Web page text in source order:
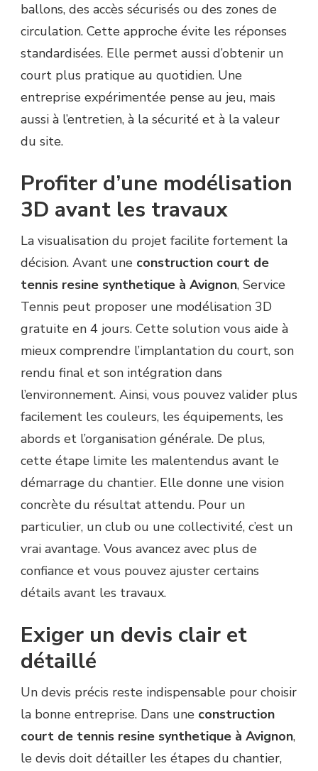
ballons, des accès sécurisés ou des zones de
circulation. Cette approche évite les réponses
standardisées. Elle permet aussi d’obtenir un
court plus pratique au quotidien. Une
entreprise expérimentée pense au jeu, mais
aussi à l’entretien, à la sécurité et à la valeur
du site.
Profiter d’une modélisation
3D avant les travaux
La visualisation du projet facilite fortement la
décision. Avant une construction court de
tennis resine synthetique à Avignon, Service
Tennis peut proposer une modélisation 3D
gratuite en 4 jours. Cette solution vous aide à
mieux comprendre l’implantation du court, son
rendu final et son intégration dans
l’environnement. Ainsi, vous pouvez valider plus
facilement les couleurs, les équipements, les
abords et l’organisation générale. De plus,
cette étape limite les malentendus avant le
démarrage du chantier. Elle donne une vision
concrète du résultat attendu. Pour un
particulier, un club ou une collectivité, c’est un
vrai avantage. Vous avancez avec plus de
confiance et vous pouvez ajuster certains
détails avant les travaux.
Exiger un devis clair et
détaillé
Un devis précis reste indispensable pour choisir
la bonne entreprise. Dans une construction
court de tennis resine synthetique à Avignon,
le devis doit détailler les étapes du chantier,